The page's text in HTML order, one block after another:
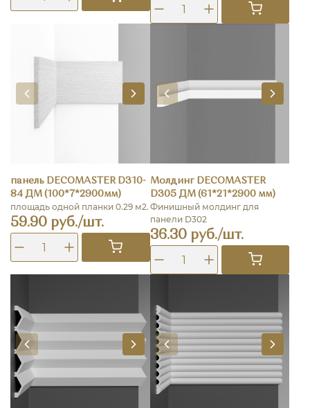
панель DECOMASTER D310-
84 ДМ (100*7*2900мм)
площадь одной планки 0.29 м2.
59.90 руб./шт.
Молдинг DECOMASTER
D305 ДМ (61*21*2900 мм)
Финишный молдинг для
панели D302
36.30 руб./шт.